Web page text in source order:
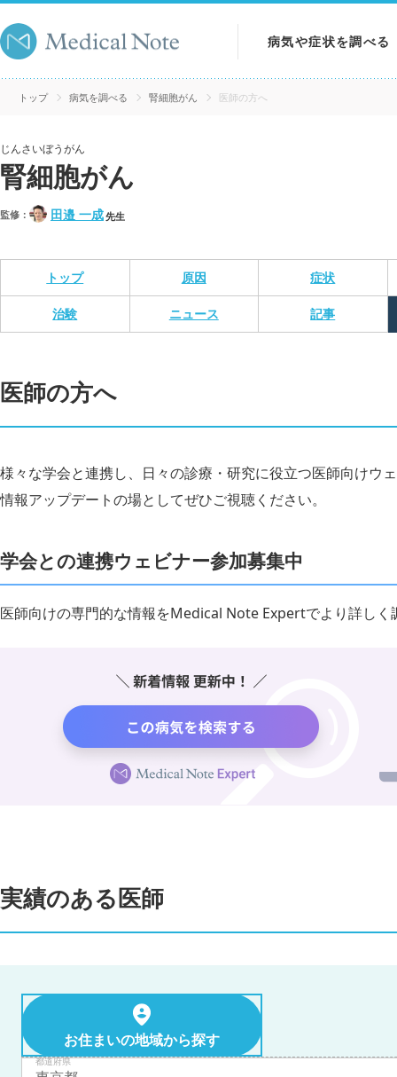
病気や症状を調べる
病気を調べる
トップ 病気を調べる 腎細胞がん 医師の方へ
じんさいぼうがん
腎細胞がん
監修： 田邉 一成先生
トップ 原因 症状
治験 ニュース 記事
医師の方へ
様々な学会と連携し、日々の診療・研究に役立つ医師向けウ
情報アップデートの場としてぜひご視聴ください。
学会との連携ウェビナー参加募集中
医師向けの専門的な情報をMedical Note Expertでより詳しく
実績のある医師
お住まいの地域から探す
都道府県